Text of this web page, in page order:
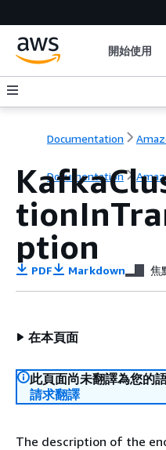
開始使用
Documentation
Documentation
ption
PDF Markdown 焦
在本頁面
此頁面尚未翻譯為您的語
請求翻譯
The description of the